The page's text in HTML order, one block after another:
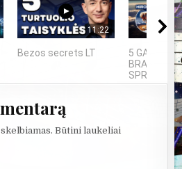
11:22
Bezos secrets LT
5
Būtini laukeliai